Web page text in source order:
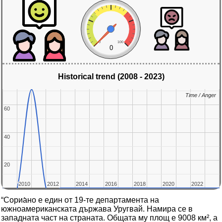
0 100
0
Historical trend (2008 - 2023)
2010
2010 2012
2012 2014
2014 2016
2016 2018
2018 2020
2020 2022
2022
20
20
40
40
60
60
Time / Anger
Time / Anger
“Сориа̀но е един от 19-те департамента на
южноамериканската държава Уругвай. Намира се в
западната част на страната. Общата му площ е 9008 км², а